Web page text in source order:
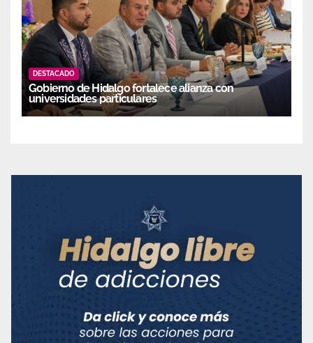
DESTACADO
Gobierno de Hidalgo fortalece alianza con
universidades particulares